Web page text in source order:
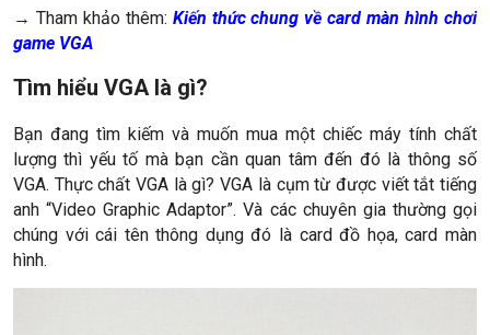
→ Tham khảo thêm: Kiến thức chung về card màn hình chơi
game VGA
Tìm hiểu VGA là gì?
Bạn đang tìm kiếm và muốn mua một chiếc máy tính chất
lượng thì yếu tố mà bạn cần quan tâm đến đó là thông số
VGA. Thực chất VGA là gì? VGA là cụm từ được viết tắt tiếng
anh “Video Graphic Adaptor”. Và các chuyên gia thường gọi
chúng với cái tên thông dụng đó là card đồ họa, card màn
hình.